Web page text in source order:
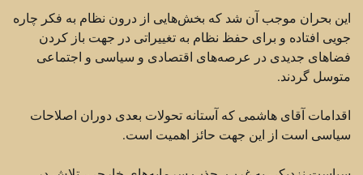
این بحران موجب آن شد که بخش‌هایی از درون نظام به فکر چاره
جویی افتاده و برای حفظ نظام به تغییراتی در جهت باز کردن
فضاهای جدیدی در عرصه‌های اقتصادی و سیاسی و اجتماعی
متوسل گردند.
اقدامات آقای هاشمی که آستانه تحولات بعدی دوران اصلاحات
سیاسی است از این جهت حائز اهمیت است.